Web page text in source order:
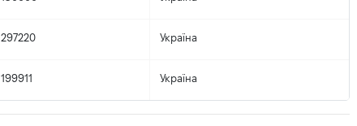
297220 Україна
199911 Україна